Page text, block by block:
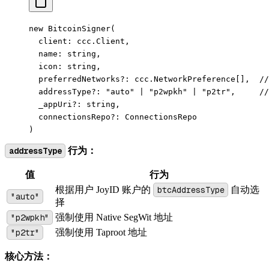
new BitcoinSigner(
  client: ccc.Client,
  name: string,
  icon: string,
  preferredNetworks
?: ccc.NetworkPreference[],
//
  addressType
?: "auto" "p2wpkh" "p2tr" ,
//
  _appUri
?:
string,
  connectionsRepo
?:
ConnectionsRepo
)
addressType 行为：
值 行为
"auto"
根据用户 JoyID 账户的 btcAddressType
自动选
择
"p2wpkh" 强制使用 Native SegWit 地址
"p2tr" 强制使用 Taproot 地址
核心方法：